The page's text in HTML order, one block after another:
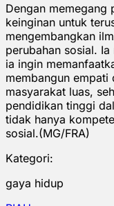
Dengan memegang
keinginan untuk
mengembangkan
perubahan sosial.
ia ingin
membangun empati
masyarakat luas,
pendidikan tinggi
tidak hanya
sosial.(MG/FRA)
Kategori:
gaya hidup